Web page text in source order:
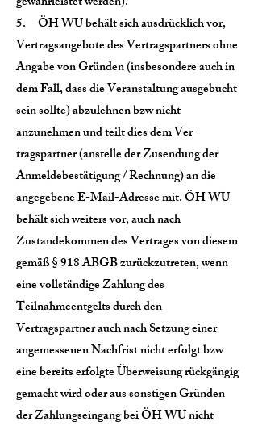
5. ÖH WU behält sich ausdrücklich vor,
Vertragsangebote des Vertragspartners ohne
Angabe von Gründen (insbesondere auch in
dem Fall, dass die Veranstaltung ausgebucht
sein sollte) abzulehnen bzw nicht
anzunehmen und teilt dies dem Ver-
tragspartner (anstelle der Zusendung der
Anmeldebestätigung / Rechnung) an die
angegebene E-Mail-Adresse mit. ÖH WU
behält sich weiters vor, auch nach
Zustandekommen des Vertrages von diesem
gemäß § 918 ABGB zurückzutreten, wenn
eine vollständige Zahlung des
Teilnahmeentgelts durch den
Vertragspartner auch nach Setzung einer
angemessenen Nachfrist nicht erfolgt bzw
eine bereits erfolgte Überweisung rückgängig
gemacht wird oder aus sonstigen Gründen
der Zahlungseingang bei ÖH WU nicht